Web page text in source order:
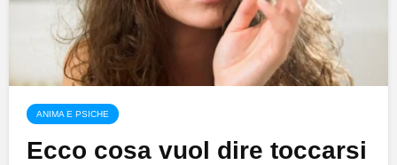
ANIMA E PSICHE
Ecco cosa vuol dire toccarsi